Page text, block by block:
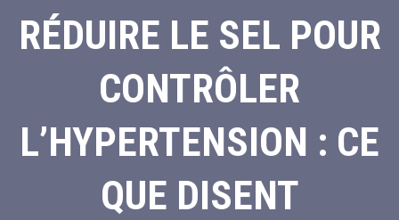
RÉDUIRE LE SEL POUR
CONTRÔLER
L’HYPERTENSION : CE
QUE DISENT